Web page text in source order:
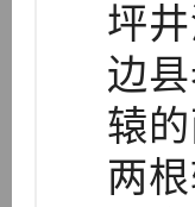
坪
边
辕
两